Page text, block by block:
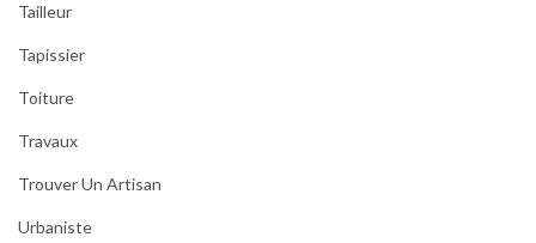
Tailleur
Tapissier
Toiture
Travaux
Trouver Un Artisan
Urbaniste